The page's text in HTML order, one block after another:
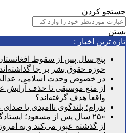
کردن
اخبار :
پنج سال پس از سقوط افغانستان؛
حوزه حقوق بشر بر جا گذاشته‌اند؟
در خصوص وحدت اسلامی، عدالت و
از منع موسیقی تا حذف آرایش
واقعا هدف گرفته‌اند؟
پدرام؛ بلندگوی ناامیدی یا صدای مردم؟
«۲۵ سال پس از مسعود؛ ایستادگی
از گذشته عبور می‌کند و به امروز